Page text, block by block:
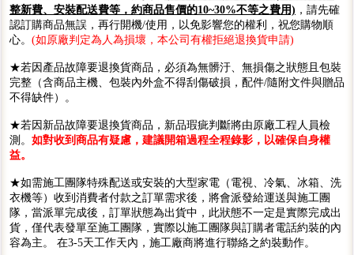
整新費、安裝配送費等，約商品售價的10~30%不等之費用) ，請先確
認訂購商品無誤，再行開機/使用，以免影響您的權利，祝您購物順
心。 (如原廠判定為人為損壞，本公司有權拒絕退換貨申請)
★若因產品故障要退換貨商品，必須為無髒汙、無損傷之狀態且包裝
完整（含商品主機、包裝內外盒不得刮傷破損，配件/隨附文件與贈品
不得缺件）。
★若因新品故障要退換貨商品，新品瑕疵判斷將由原廠工程人員檢
測。 如對收到商品有疑慮，建議開箱過程全程錄影，以確保自身權
益。
★如需施工團隊特殊配送或安裝的大型家電（電視、冷氣、冰箱、洗
衣機等）收到消費者付款之訂單需求後，將會派發給運送與施工團
隊，當派單完成後，訂單狀態為出貨中，此狀態不一定是實際完成出
貨，僅代表發單至施工團隊，實際以施工團隊與訂購者電話約裝的內
容為主。 在3-5天工作天內，施工廠商將進行聯絡之約裝動作。